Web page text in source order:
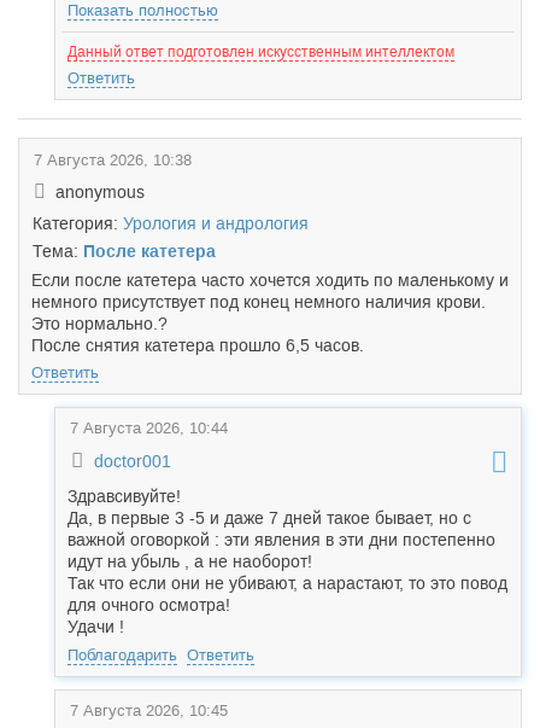
Показать полностью
Данный ответ подготовлен искусственным интеллектом
Ответить
7 Августа 2026, 10:38
anonymous
Категория: Урология и андрология
Тема: После катетера
Если после катетера часто хочется ходить по маленькому и
немного присутствует под конец немного наличия крови.
Это нормально.?
После снятия катетера прошло 6,5 часов.
Ответить
7 Августа 2026, 10:44
doctor001
Здравсивуйте!
Да, в первые 3 -5 и даже 7 дней такое бывает, но с
важной оговоркой : эти явления в эти дни постепенно
идут на убыль , а не наоборот!
Так что если они не убивают, а нарастают, то это повод
для очного осмотра!
Удачи !
Поблагодарить Ответить
7 Августа 2026, 10:45